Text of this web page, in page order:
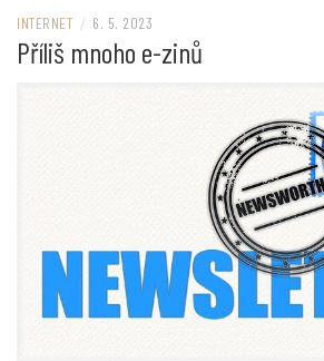
INTERNET / 6. 5. 2023
Příliš mnoho e-zinů